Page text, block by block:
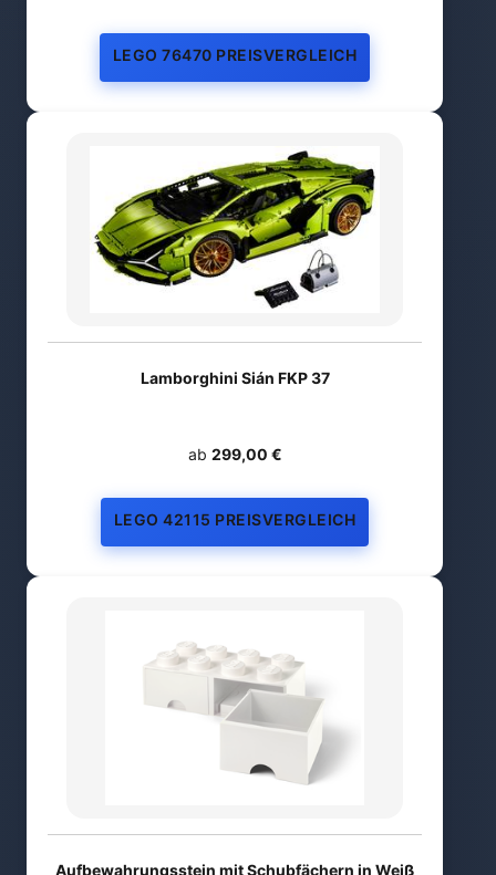
LEGO 76470 PREISVERGLEICH
Lamborghini Sián FKP 37
ab 299,00 €
LEGO 42115 PREISVERGLEICH
Aufbewahrungsstein mit Schubfächern in Weiß